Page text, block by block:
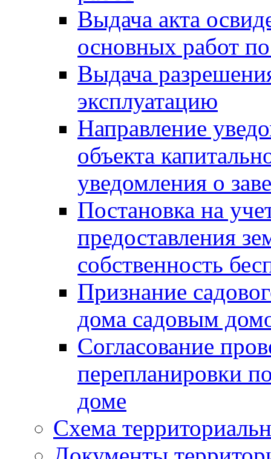
Выдача акта
основных работ
Выдача
эксплуатацию
Направление
объекта
уведомления о
Постановка на
предоставления
собственность
Признание
дома садовым
Согласование
перепланировки
доме
Схема